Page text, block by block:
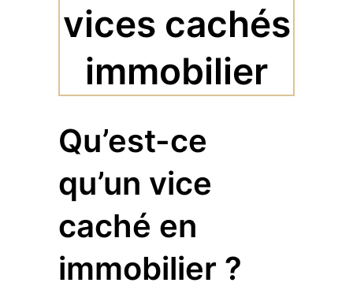
vices cachés
immobilier
Qu’est-ce
qu’un vice
caché en
immobilier ?